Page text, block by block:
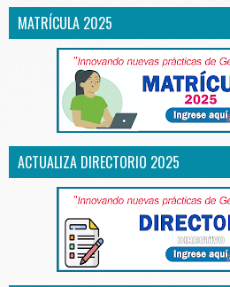
MATRÍCULA 2025
ACTUALIZA DIRECTORIO 2025